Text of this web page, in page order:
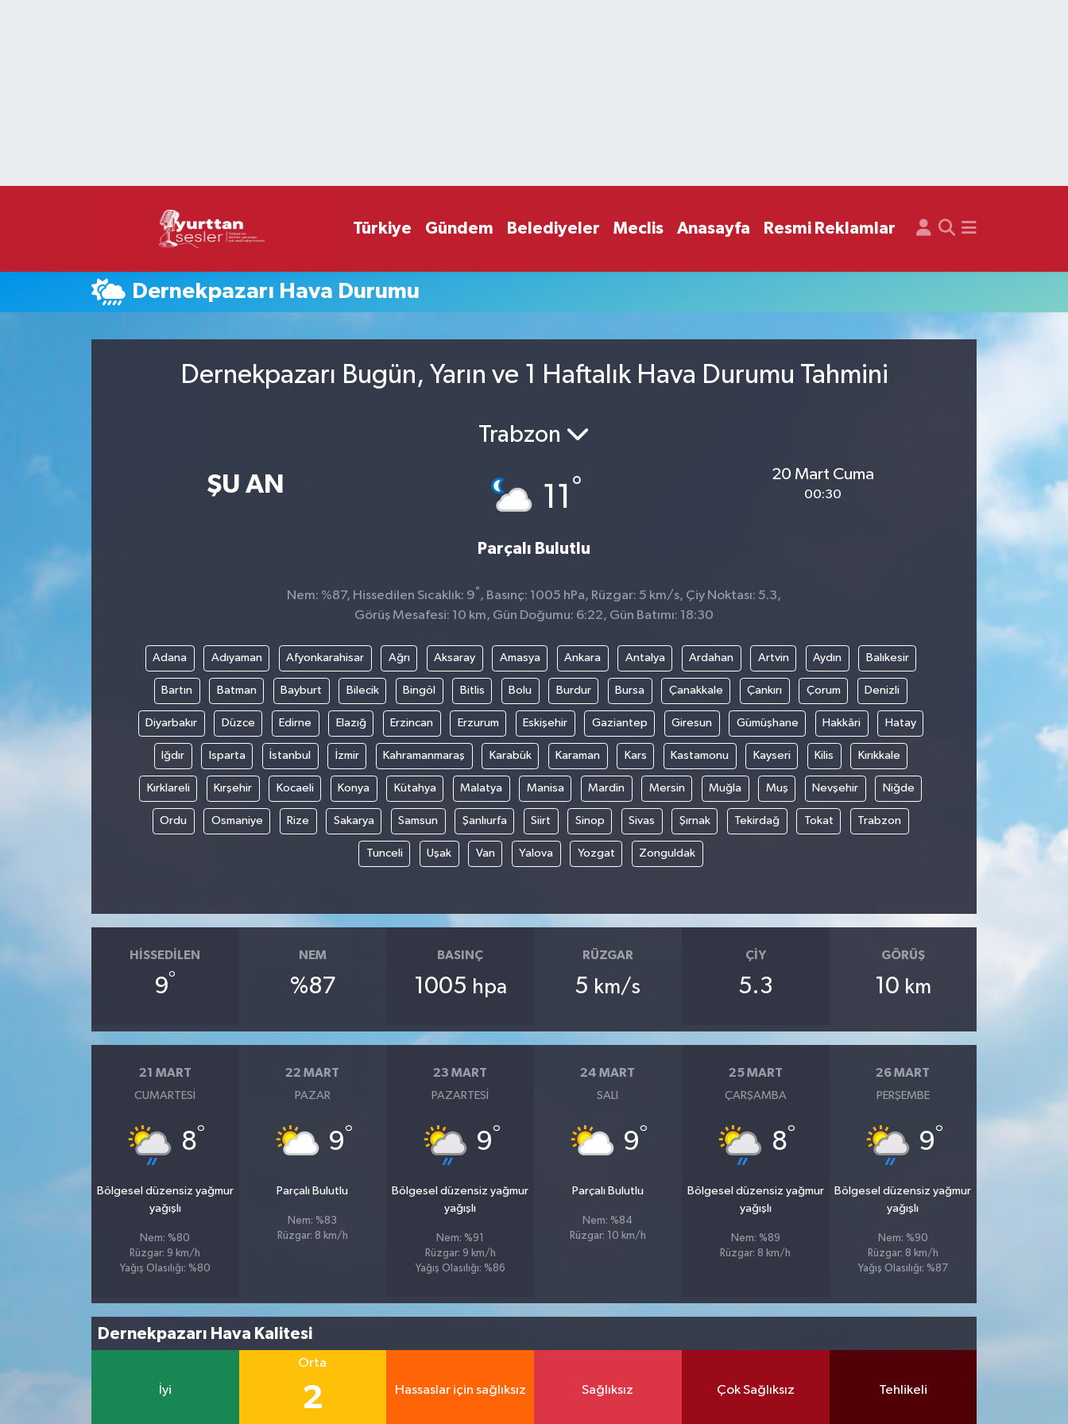
Türkiye Gündem Belediyeler Meclis Anasayfa Resmi Reklamlar
Dernekpazarı Hava Durumu
Dernekpazarı Bugün, Yarın ve 1 Haftalık Hava Durumu Tahmini
ŞU AN
Trabzon
11 °
Parçalı Bulutlu
20 Mart Cuma
00:30
Nem: %87, Hissedilen Sıcaklık: 9° , Basınç: 1005 hPa, Rüzgar: 5 km/s, Çiy Noktası: 5.3,
Görüş Mesafesi: 10 km, Gün Doğumu: 6:22, Gün Batımı: 18:30
Adana Adıyaman Afyonkarahisar Ağrı Aksaray Amasya Ankara Antalya Ardahan Artvin Aydın Balıkesir
Bartın Batman Bayburt Bilecik Bingöl Bitlis Bolu Burdur Bursa Çanakkale Çankırı Çorum Denizli
Diyarbakır Düzce Edirne Elazığ Erzincan Erzurum Eskişehir Gaziantep Giresun Gümüşhane Hakkâri Hatay
Iğdır Isparta İstanbul İzmir Kahramanmaraş Karabük Karaman Kars Kastamonu Kayseri Kilis Kırıkkale
Kırklareli Kırşehir Kocaeli Konya Kütahya Malatya Manisa Mardin Mersin Muğla Muş Nevşehir Niğde
Ordu Osmaniye Rize Sakarya Samsun Şanlıurfa Siirt Sinop Sivas Şırnak Tekirdağ Tokat Trabzon
Tunceli Uşak Van Yalova Yozgat Zonguldak
HISSEDILEN
9°
NEM
%87
BASINÇ
1005 hpa
RÜZGAR
5 km/s
ÇIY
5.3
GÖRÜŞ
10 km
21 MART
CUMARTESI
8°
Bölgesel düzensiz yağmur
yağışlı
Nem: %80
Rüzgar: 9 km/h
Yağış Olasılığı: %80
22 MART
PAZAR
9°
Parçalı Bulutlu
Nem: %83
Rüzgar: 8 km/h
23 MART
PAZARTESI
9°
Bölgesel düzensiz yağmur
yağışlı
Nem: %91
Rüzgar: 9 km/h
Yağış Olasılığı: %86
24 MART
SALI
9°
Parçalı Bulutlu
Nem: %84
Rüzgar: 10 km/h
25 MART
ÇARŞAMBA
8°
Bölgesel düzensiz yağmur
yağışlı
Nem: %89
Rüzgar: 8 km/h
26 MART
PERŞEMBE
9°
Bölgesel düzensiz yağmur
yağışlı
Nem: %90
Rüzgar: 8 km/h
Yağış Olasılığı: %87
Dernekpazarı Hava Kalitesi
İyi
Orta
2 Hassaslar için sağlıksız Sağlıksız Çok Sağlıksız Tehlikeli
Süper Lig Puan Durumu ve Fikstür
Son Dakika Haberleri
Haber Arşivi